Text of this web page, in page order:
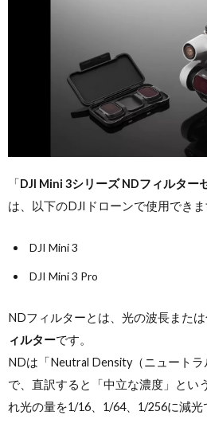
「DJI Mini 3シリーズ NDフィルター
は、以下のDJIドローンで使用できま
DJI Mini 3
DJI Mini 3 Pro
NDフィルターとは、光の波長また
ィルターです。
NDは「Neutral Density（ニュート
で、直訳すると「中立な濃度」とい
れ光の量を1/16、1/64、1/256に減光